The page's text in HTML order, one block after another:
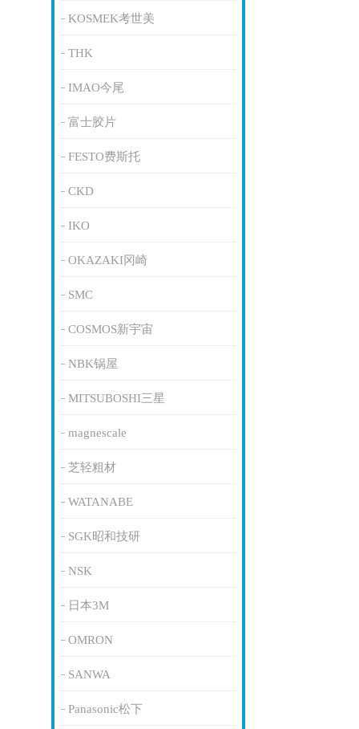
KOSMEK考世美
THK
IMAO今尾
富士胶片
FESTO费斯托
CKD
IKO
OKAZAKI冈崎
SMC
COSMOS新宇宙
NBK锅屋
MITSUBOSHI三星
magnescale
芝轻粗材
WATANABE
SGK昭和技研
NSK
日本3M
OMRON
SANWA
Panasonic松下